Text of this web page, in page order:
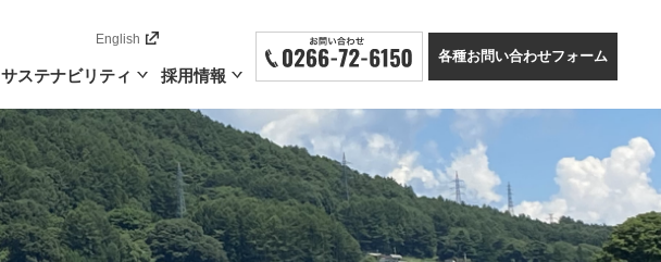
サステナビリティ 採用情報
各種お問い合わせフォーム
English